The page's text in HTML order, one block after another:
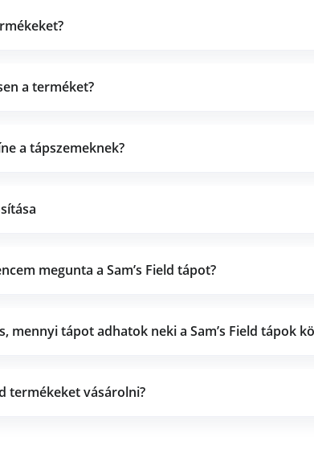
a terméket?
a tápszemeknek?
megunta a Sam’s Field tápot?
mennyi tápot adhatok neki a Sam’s Field tápok
termékeket vásárolni?